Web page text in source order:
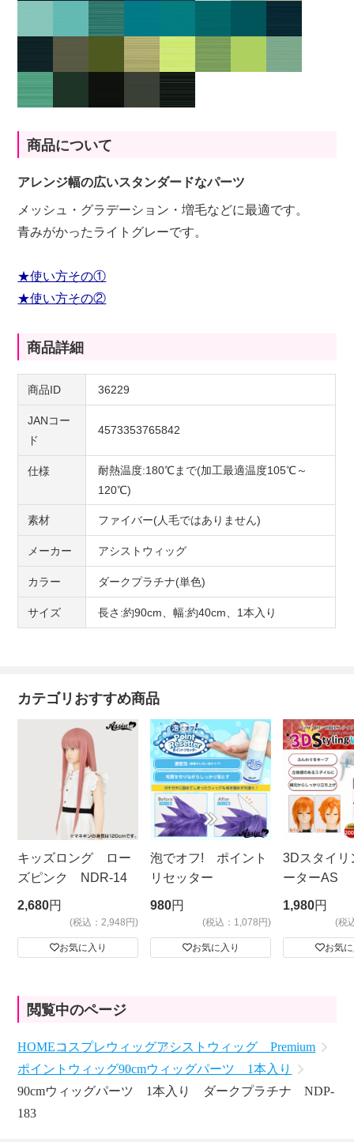
商品について
アレンジ幅の広いスタンダードなパーツ
メッシュ・グラデーション・増毛などに最適です。
青みがかったライトグレーです。
★使い方その①
★使い方その②
商品詳細
商品ID 36229
JANコー
ド
4573353765842
仕様
耐熱温度:180℃まで(加工最適温度105℃～
120℃)
素材 ファイバー(人毛ではありません)
メーカー アシストウィッグ
カラー ダークプラチナ(単色)
サイズ 長さ:約90cm、幅:約40cm、1本入り
カテゴリおすすめ商品
キッズロング ロー
ズピンク NDR-14
2,680円
(税込：2,948円)
お気に入り
泡でオフ! ポイント
リセッター
980円
(税込：1,078円)
お気に入り
3Dスタイリ
ーターAS
ビッグサイ
1,980円
(税
お気
閲覧中のページ
HOMEコスプレウィッグアシストウィッグ Premium
ポイントウィッグ90cmウィッグパーツ 1本入り
90cmウィッグパーツ 1本入り ダークプラチナ NDP-
183